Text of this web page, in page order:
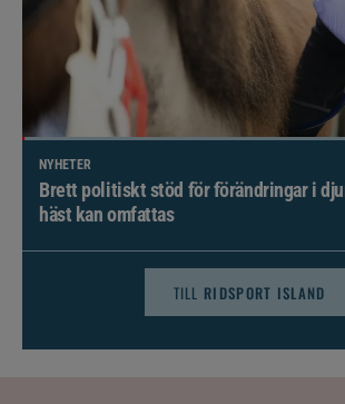
NYHETER
Brett politiskt stöd för förändringar i
häst kan omfattas
TILL RIDSPORT ISLAND